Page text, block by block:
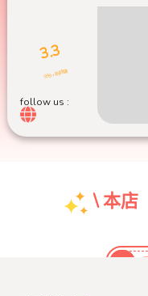
3.3
999+ 則評論
follow us :
\ 本店
團體特約折